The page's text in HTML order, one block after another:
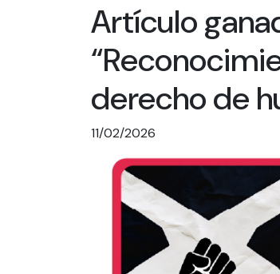
Artículo
derecho de
11/02/2026